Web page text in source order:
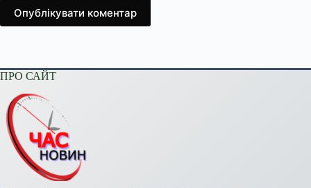
Опублікувати коментар
ПРО САЙТ